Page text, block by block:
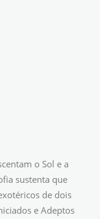
o Sol e a
sustenta que
de dois
e Adeptos